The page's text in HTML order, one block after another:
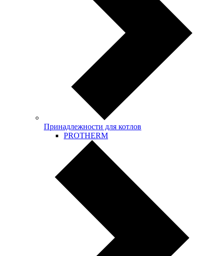
Принадлежности для котлов
PROTHERM